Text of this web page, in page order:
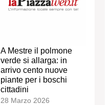
A Mestre il polmone
verde si allarga: in
arrivo cento nuove
piante per i boschi
cittadini
28 Marzo 2026